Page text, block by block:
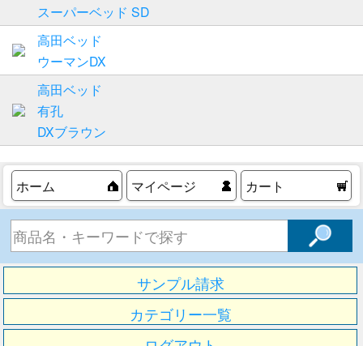
スーパーベッド SD
高田ベッド
ウーマンDX
高田ベッド
有孔
DXブラウン
ホーム マイページ カート
サンプル請求
カテゴリー一覧